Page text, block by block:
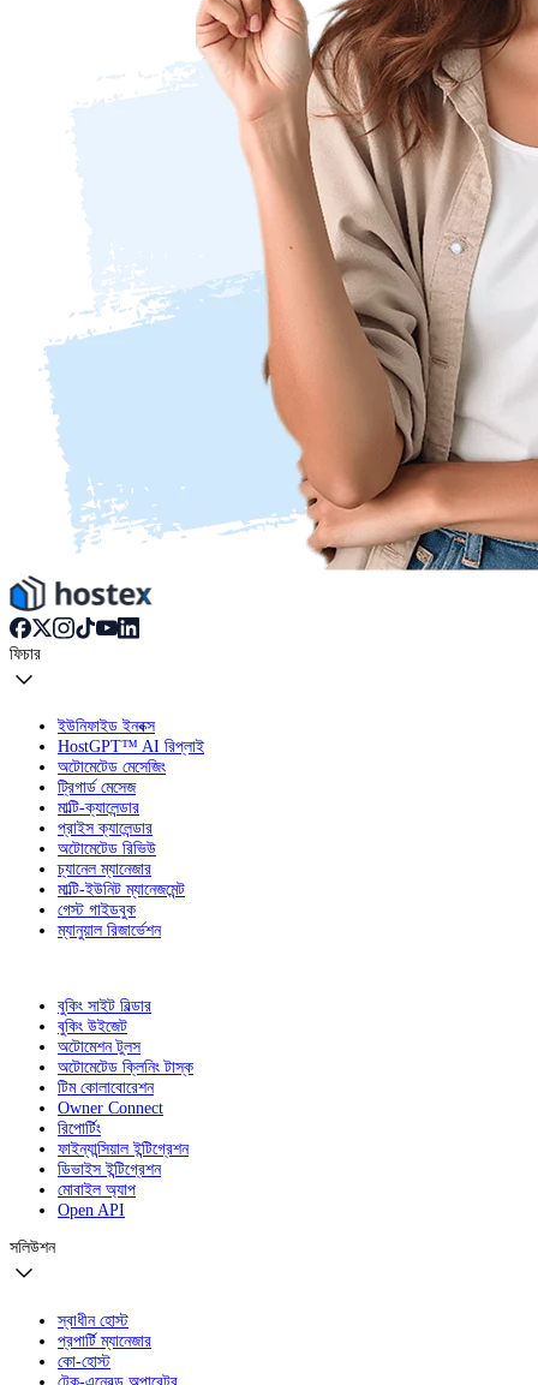
ফিচার
ইউনিফাইড ইনবক্স
HostGPT™ AI রিপ্লাই
অটোমেটেড মেসেজিং
ট্রিগার্ড মেসেজ
মাল্টি-ক্যালেন্ডার
প্রাইস ক্যালেন্ডার
অটোমেটেড রিভিউ
চ্যানেল ম্যানেজার
মাল্টি-ইউনিট ম্যানেজমেন্ট
গেস্ট গাইডবুক
ম্যানুয়াল রিজার্ভেশন
বুকিং সাইট বিল্ডার
বুকিং উইজেট
অটোমেশন টুলস
অটোমেটেড ক্লিনিং টাস্ক
টিম কোলাবোরেশন
Owner Connect
রিপোর্টিং
ফাইন্যান্সিয়াল ইন্টিগ্রেশন
ডিভাইস ইন্টিগ্রেশন
মোবাইল অ্যাপ
Open API
সলিউশন
স্বাধীন হোস্ট
প্রপার্টি ম্যানেজার
কো-হোস্ট
টেক-এনেবল্ড অপারেটর